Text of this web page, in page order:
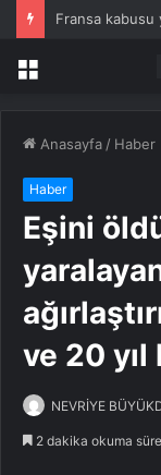
Menü
Anasayfa / Haber
Haber
Eşini
ve 20
NEVRİYE
2 dakika okuma